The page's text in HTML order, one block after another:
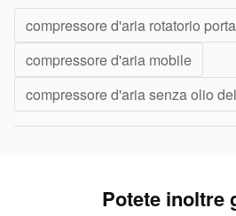
compressore d'aria rotatorio
compressore d'aria mobile
compressore d'aria senza olio
Potete inoltre